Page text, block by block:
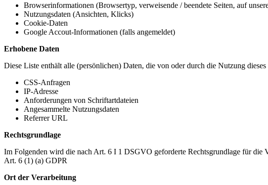
Browserinformationen (Browsertyp, verweisende / beendete Seiten, auf
Nutzungsdaten (Ansichten, Klicks)
Cookie-Daten
Google Accout-Informationen (falls angemeldet)
Erhobene Daten
Diese Liste enthält alle (persönlichen) Daten, die von oder durch die Nutzung dieses
CSS-Anfragen
IP-Adresse
Anforderungen von Schriftartdateien
Angesammelte Nutzungsdaten
Referrer URL
Rechtsgrundlage
Im Folgenden wird die nach Art. 6 I 1 DSGVO geforderte Rechtsgrundlage für die
Art. 6 (1) (a) GDPR
Ort der Verarbeitung